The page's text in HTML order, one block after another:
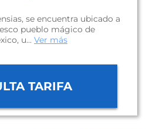
se encuentra ubicado a
pueblo mágico de
u... Ver más
TARIFA